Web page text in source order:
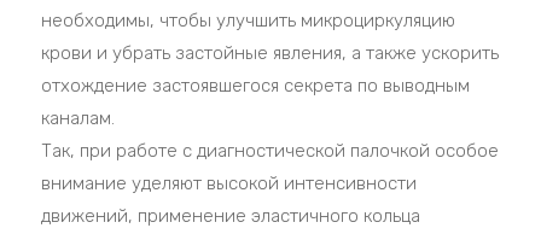
необходимы, чтобы улучшить микроциркуляцию
крови и убрать застойные явления, а также ускорить
отхождение застоявшегося секрета по выводным
каналам.
Так, при работе с диагностической палочкой особое
внимание уделяют высокой интенсивности
движений, применение эластичного кольца